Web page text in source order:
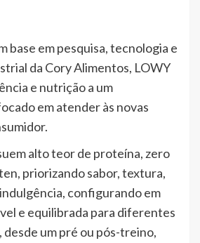
base em pesquisa, tecnologia e
da Cory Alimentos, LOWY
e nutrição a um
em atender às novas
alto teor de proteína, zero
priorizando sabor, textura,
configurando em
e equilibrada para diferentes
desde um pré ou pós-treino,